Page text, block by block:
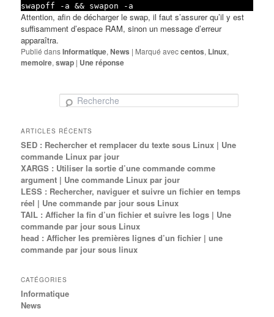
swapoff -a && swapon -a
Attention, afin de décharger le swap, il faut s’assurer qu’il y est
suffisamment d’espace RAM, sinon un message d’erreur
apparaîtra.
Publié dansInformatique,News | Marqué aveccentos, Linux,
memoire,swap | Uneréponse
ARTICLES RÉCENTS
SED : Rechercher et remplacer du texte sous Linux | Une
commande Linux par jour
XARGS : Utiliser la sortie d’une commande comme
argument | Une commande Linux par jour
LESS : Rechercher, naviguer et suivre un fichier en temps
réel | Une commande par jour sous Linux
TAIL : Afficher la fin d’un fichier et suivre les logs | Une
commande par jour sous Linux
head : Afficher les premières lignes d’un fichier | une
commande par jour sous linux
CATÉGORIES
Informatique
News